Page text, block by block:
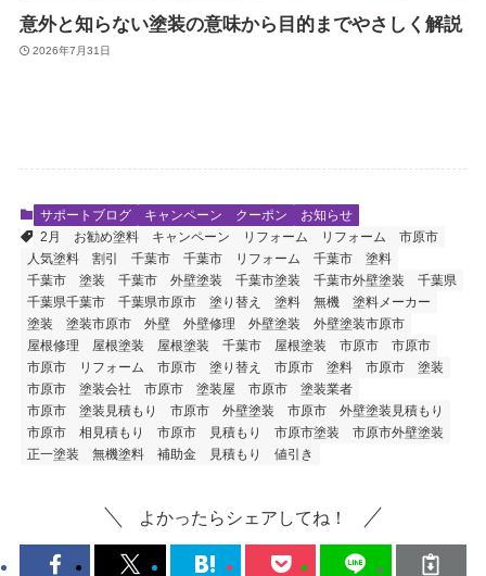
意外と知らない塗装の意味から目的までやさしく解説
2026年7月31日
サポートブログ キャンペーン クーポン
お知らせ
2月
お勧め塗料 キャンペーン リフォーム
リフォーム 市原市
人気塗料
割引 千葉市 千葉市 リフォーム
千葉市 塗料
千葉市 塗装
千葉市 外壁塗装 千葉市塗装 千葉市外壁塗装
千葉県
千葉県千葉市
千葉県市原市 塗り替え 塗料 無機
塗料メーカー
塗装
塗装市原市 外壁 外壁修理 外壁塗装
外壁塗装市原市
屋根修理
屋根塗装 屋根塗装 千葉市 屋根塗装 市原市
市原市
市原市 リフォーム
市原市 塗り替え 市原市 塗料
市原市 塗装
市原市 塗装会社
市原市 塗装屋
市原市 塗装業者
市原市 塗装見積もり
市原市 外壁塗装
市原市 外壁塗装見積もり
市原市 相見積もり
市原市 見積もり 市原市塗装
市原市外壁塗装
正一塗装
無機塗料 補助金 見積もり 値引き
よかったらシェアしてね！